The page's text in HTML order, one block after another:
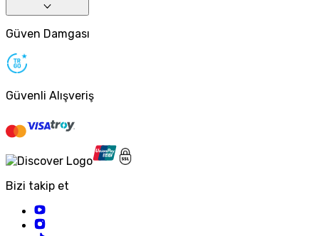
Güven Damgası
Güvenli Alışveriş
Bizi takip et